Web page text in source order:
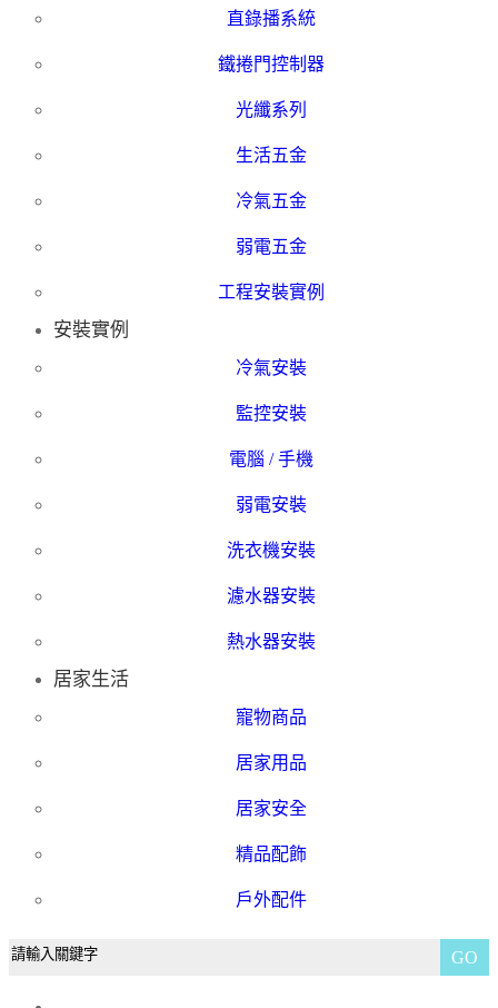
直錄播系統
鐵捲門控制器
光纖系列
生活五金
冷氣五金
弱電五金
工程安裝實例
安裝實例
冷氣安裝
監控安裝
電腦 / 手機
弱電安裝
洗衣機安裝
濾水器安裝
熱水器安裝
居家生活
寵物商品
居家用品
居家安全
精品配飾
戶外配件
GO